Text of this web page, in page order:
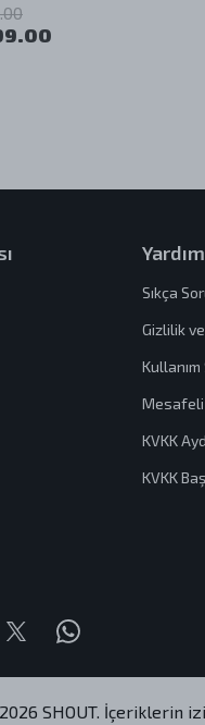
Yardım
Sıkça
Gizlilik
Kullanım
Mesafeli
KVKK
KVKK
SHOUT. İçeriklerin